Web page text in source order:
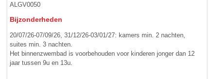
ALGV0050
Bijzonderheden
20/07/26-07/09/26, 31/12/26-03/01/27: kamers min. 2 nachten,
suites min. 3 nachten.
Het binnenzwembad is voorbehouden voor kinderen jonger dan 12
jaar tussen 9u en 13u.